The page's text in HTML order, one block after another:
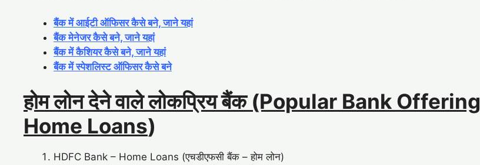
बैंक में आईटी ऑफिसर कैसे बने, जाने यहां
बैंक मेनेजर कैसे बने, जाने यहां
बैंक में कैशियर कैसे बने, जाने यहां
बैंक में स्पेशलिस्ट ऑफिसर कैसे बने
होम लोन देने वाले लोकप्रिय बैंक (Popular Bank Offering
Home Loans)
HDFC Bank – Home Loans (एचडीएफसी बैंक – होम लोन)